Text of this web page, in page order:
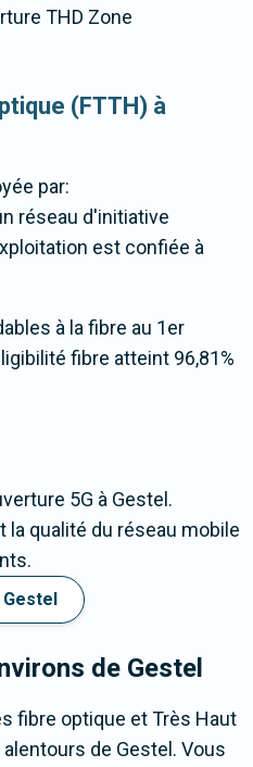
THD Zone
(FTTH) à
par:
réseau d'initiative
est confiée à
à la fibre au 1er
fibre atteint 96,81%
5G à Gestel.
qualité du réseau mobile
de Gestel
fibre optique et Très Haut
de Gestel. Vous